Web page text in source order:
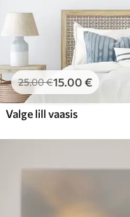
25.00€15.00 €
Valge lill vaasis